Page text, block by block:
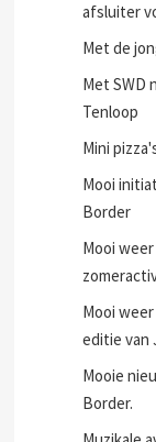
afsluiter
Met de
Met SWD
Tenloop
Mini
Mooi
Border
Mooi
Mooi
editie van
Mooie
Border.